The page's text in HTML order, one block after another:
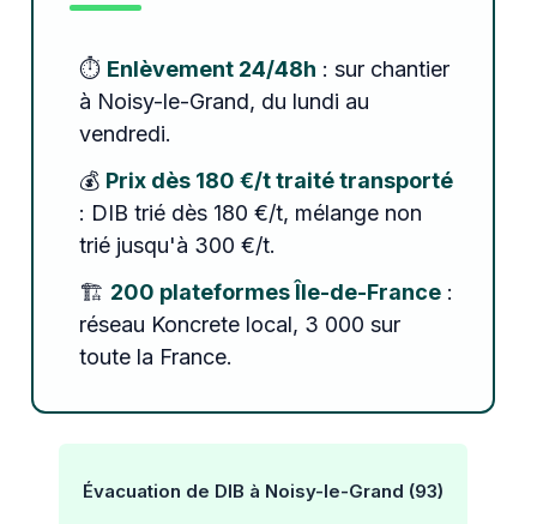
⏱️ Enlèvement 24/48h : sur chantier
à Noisy-le-Grand, du lundi au
vendredi.
💰 Prix dès 180 €/t traité transporté
: DIB trié dès 180 €/t, mélange non
trié jusqu'à 300 €/t.
🏗️ 200 plateformes Île-de-France:
réseau Koncrete local, 3 000 sur
toute la France.
Évacuation de DIB à Noisy-le-Grand (93)